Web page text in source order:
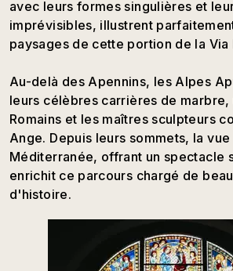
avec leurs formes singulières et
imprévisibles, illustrent
paysages de cette portion de la Via
Au-delà des Apennins, les Alpes
leurs célèbres carrières de
Romains et les maîtres sculpteurs
Ange. Depuis leurs sommets, la
Méditerranée, offrant un spectacle
enrichit ce parcours chargé de
d'histoire.